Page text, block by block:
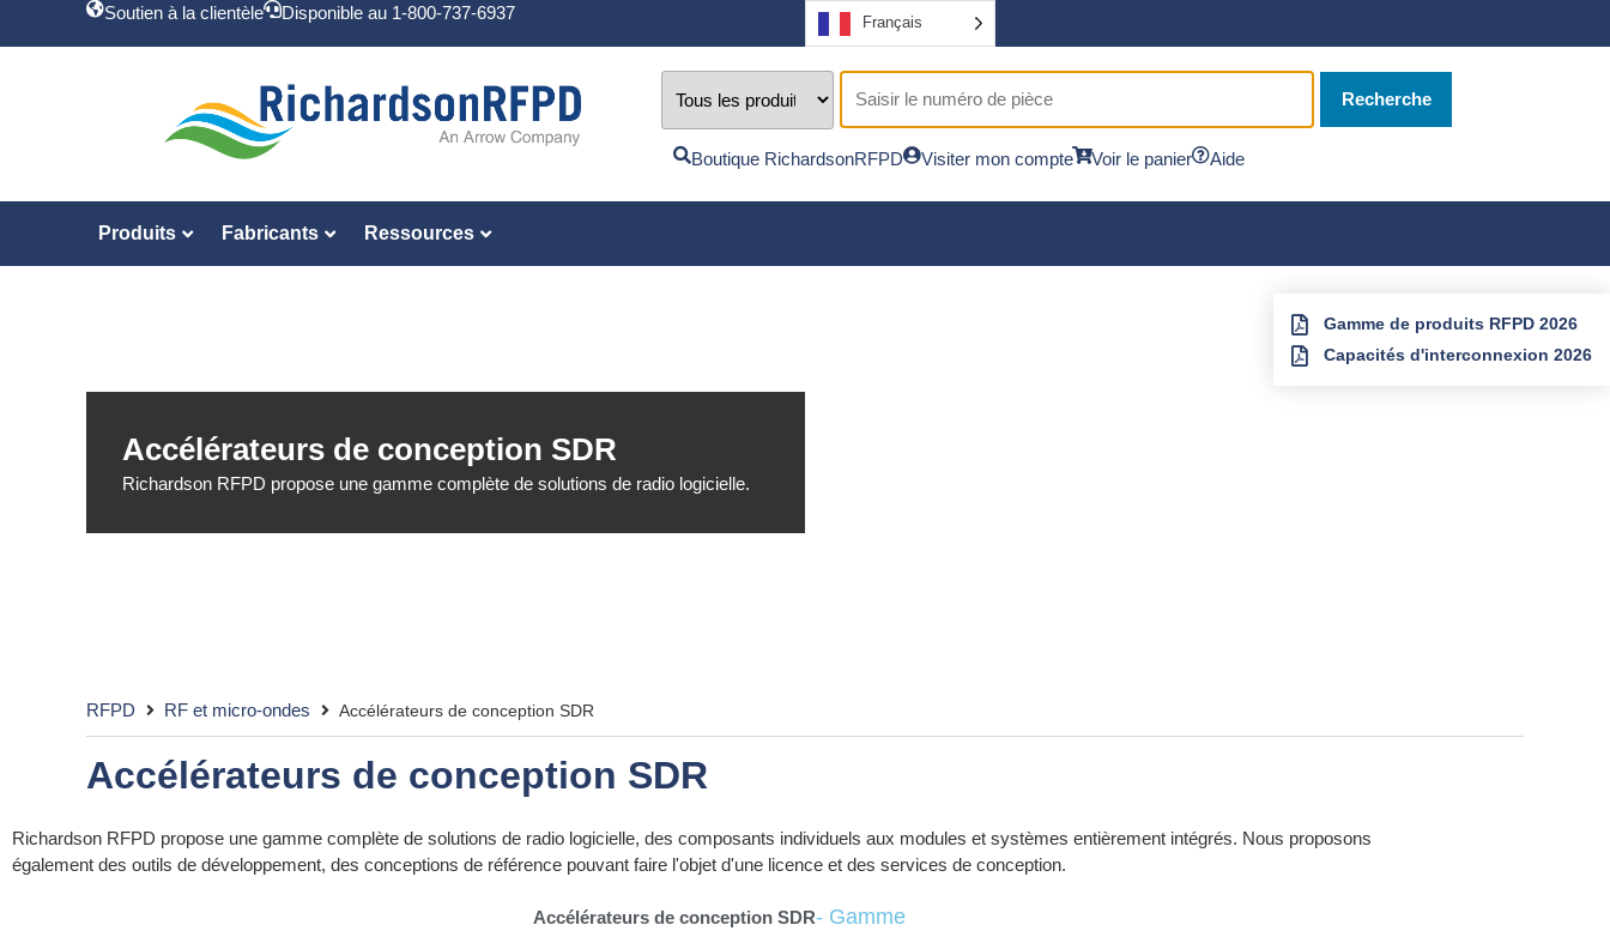
Soutien à la clientèle Disponible au 1-800-737-6937 Français
Recherche
Boutique RichardsonRFPD Visiter mon compte Voir le panier Aide
Produits Fabricants Ressources
Accélérateurs de conception SDR
Richardson RFPD propose une gamme complète de solutions de radio logicielle.
Gamme de produits RFPD 2026
Capacités d'interconnexion 2026
RFPD RF et micro-ondes Accélérateurs de conception SDR
Accélérateurs de conception SDR
Richardson RFPD propose une gamme complète de solutions de radio logicielle, des composants individuels aux modules et systèmes entièrement intégrés. Nous proposons
également des outils de développement, des conceptions de référence pouvant faire l'objet d'une licence et des services de conception.
Accélérateurs de conception SDR- Gamme